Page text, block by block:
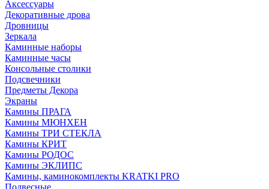
Аксессуары
Декоративные дрова
Дровницы
Зеркала
Каминные наборы
Каминные часы
Консольные столики
Подсвечники
Предметы Декора
Экраны
Камины ПРАГА
Камины МЮНХЕН
Камины ТРИ СТЕКЛА
Камины КРИТ
Камины РОДОС
Камины ЭКЛИПС
Камины, каминокомплекты KRATKI PRO
Подвесные